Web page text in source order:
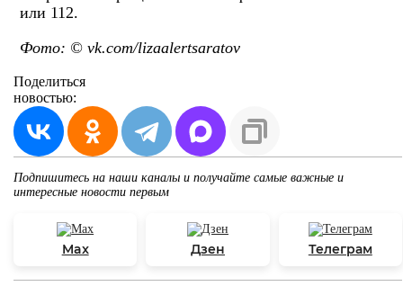
или 112.
Фото: © vk.com/lizaalertsaratov
Поделиться
новостью:
Подпишитесь на наши каналы и получайте самые важные и
интересные новости первым
Max Дзен Телеграм